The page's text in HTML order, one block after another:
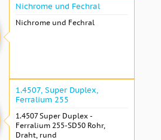
Nichrome und Fechral
Nichrome und Fechral
1.4507, Super Duplex,
Ferralium 255
1.4507 Super Duplex -
Ferralium 255-SD50 Rohr,
Draht, rund